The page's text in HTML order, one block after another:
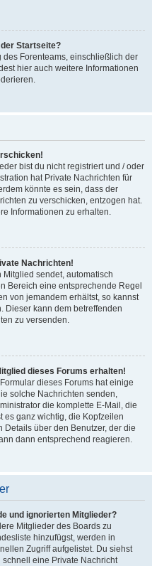
der Startseite?
Forenteams, einschließlich der
hier auch weitere Informationen
bist du nicht registriert und / oder
hat Private Nachrichten für
könnte es sein, dass der
zu verschicken, entzogen hat.
Informationen zu erhalten.
Nachrichten!
sendet, automatisch
Bereich eine entsprechende Regel
von jemandem erhältst, so kannst
Dieser kann dem betreffenden
zu versenden.
dieses Forums erhalten!
dieses Forums hat einige
solche Nachrichten senden,
die komplette E-Mail, die
es ganz wichtig, die Kopfzeilen
über den Benutzer, der die
dann entsprechend reagieren.
und ignorierten Mitglieder?
Mitglieder des Boards zu
hinzufügst, werden in
Zugriff aufgelistet. Du siehst
eine Private Nachricht